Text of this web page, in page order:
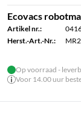
Ecovacs
Artikel nr.:
Herst.-Art.-Nr.:
Op voorraad -
Voor 14.00 uur